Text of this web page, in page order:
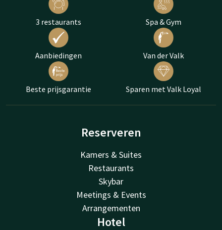
3 restaurants Spa & Gym
Aanbiedingen Van der Valk
Beste prijsgarantie Sparen met Valk Loyal
Reserveren
Kamers & Suites
Restaurants
Skybar
Meetings & Events
Arrangementen
Hotel